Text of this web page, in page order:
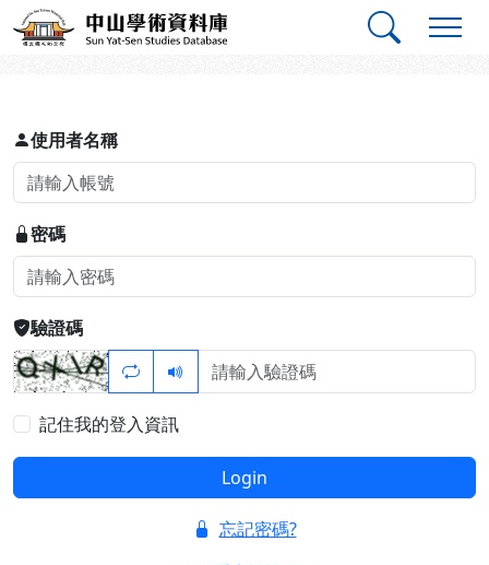
跳到主要內容
中山學術資料庫
登入
使用者名稱
密碼
驗證碼
記住我的登入資訊
Login
忘記密碼?